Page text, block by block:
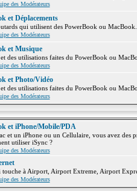
des Modérateurs
et Déplacements
qui utilisent des PowerBook ou
des Modérateurs
et Musique
des utilisations faites du PowerBook ou
des Modérateurs
et Photo/Vidéo
des utilisations faites du PowerBook ou
des Modérateurs
et iPhone/Mobile/PDA
et un iPhone ou un Cellulaire, vous avez des
utiliser iSync ?
des Modérateurs
à Airport, Airport Extreme, Airport
des Modérateurs